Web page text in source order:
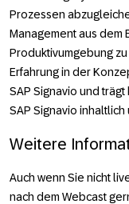
Prozessen
Management aus dem
Produktivumgebung
Erfahrung in der
SAP Signavio und
SAP Signavio
Weitere
Auch wenn Sie nicht
nach dem Webcast